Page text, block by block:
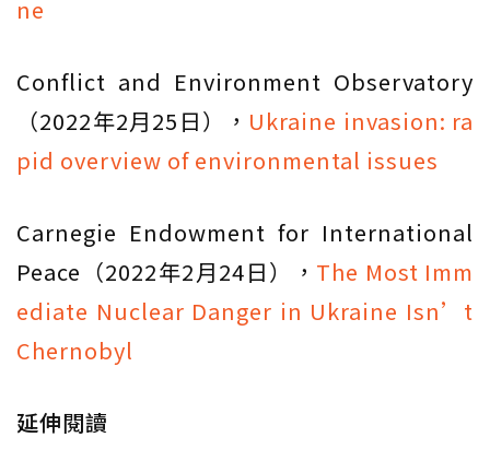
ne
Conflict and Environment Observatory
（2022年2月25日）， Ukraine invasion: ra
pid overview of environmental issues
Carnegie Endowment for International
Peace（2022年2月24日）， The Most Imm
ediate Nuclear Danger in Ukraine Isn’t
Chernobyl
延伸閱讀